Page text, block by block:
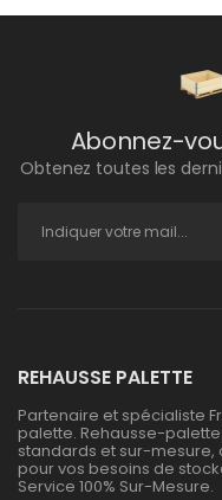
Abonnez-
Obtenez toutes les
REHAUSSE PALETTE
Partenaire et spécialiste
palette. Rehausse-
standards et sur-
pour vos besoins de
Service 100% Sur-Mesure.